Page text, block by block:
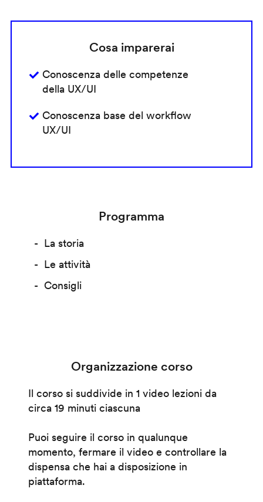
Cosa imparerai
Conoscenza delle competenze
della UX/UI
Conoscenza base del workflow
UX/UI
Programma
La storia
Le attività
Consigli
Organizzazione corso
Il corso si suddivide in 1 video lezioni da
circa 19 minuti ciascuna
Puoi seguire il corso in qualunque
momento, fermare il video e controllare la
dispensa che hai a disposizione in
piattaforma.